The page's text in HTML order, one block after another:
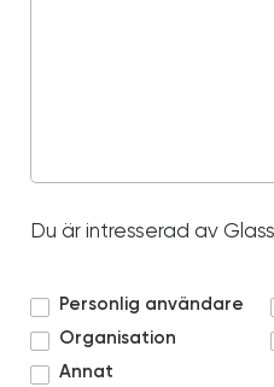
Du är intresserad av
Personlig användare
Organisation
Annat